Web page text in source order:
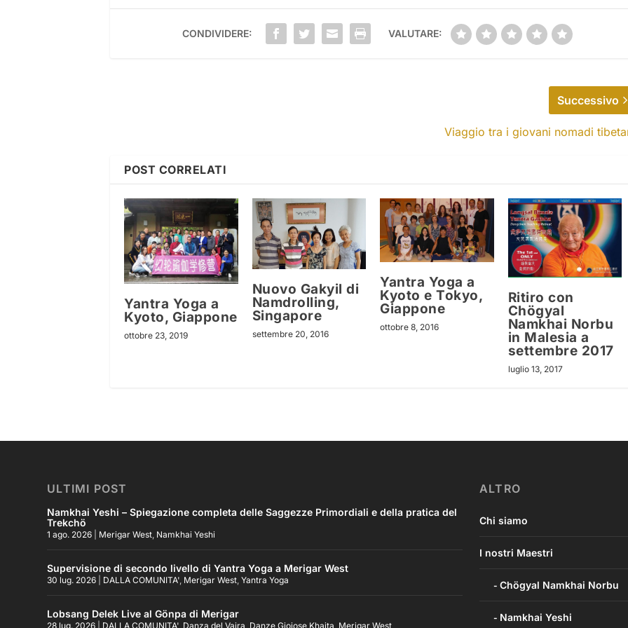
CONDIVIDERE: VALUTARE:
Successivo
Viaggio tra i giovani nomadi
POST CORRELATI
Yantra Yoga a
Kyoto, Giappone
ottobre 23, 2019
Nuovo Gakyil di
Namdrolling,
Singapore
settembre 20, 2016
Yantra Yoga a
Kyoto e Tokyo,
Giappone
ottobre 8, 2016
Ritiro con
Chögyal
Namkhai Norbu
in Malesia a
settembre 2017
luglio 13, 2017
ULTIMI POST
Namkhai Yeshi – Spiegazione completa delle Saggezze Primordiali e della pratica del
Trekchö
1 ago. 2026 Merigar West, Namkhai Yeshi
Supervisione di secondo livello di Yantra Yoga a Merigar West
30 lug. 2026 DALLA COMUNITA', Merigar West,Yantra Yoga
Lobsang Delek Live al Gönpa di Merigar
28 lug. 2026 DALLA COMUNITA' Danza del Vajra Danze Gioiose Khaita Merigar West
ALTRO
Chi siamo
I nostri Maestri
Chögyal Namkhai Norbu
Namkhai Yeshi